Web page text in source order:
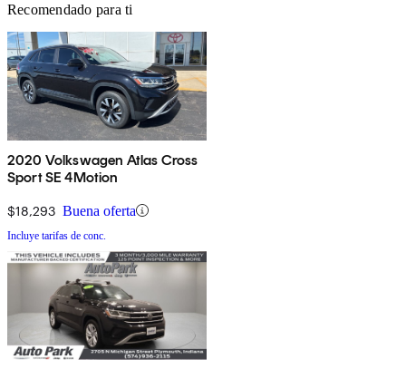
Recomendado para ti
2020 Volkswagen Atlas Cross
Sport SE 4Motion
$18,293 Buena oferta
Incluye tarifas de conc.